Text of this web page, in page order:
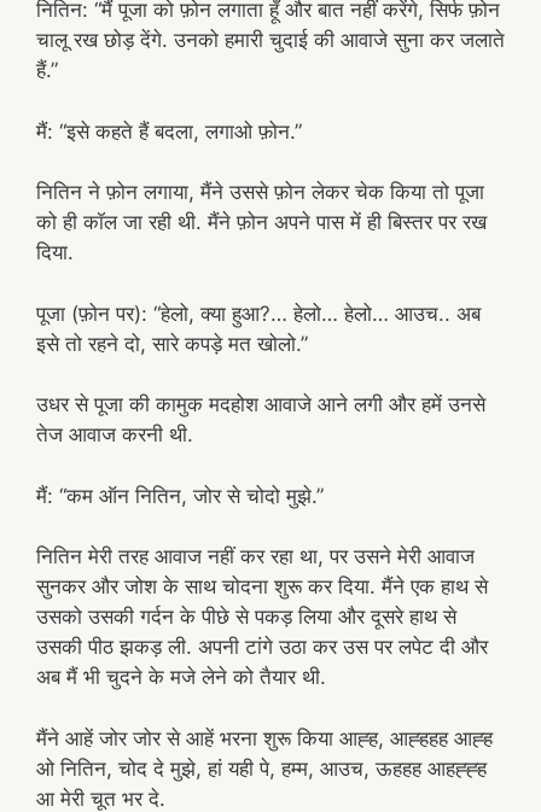
नितिन: “मैं पूजा को फ़ोन लगाता हूँ और बात नहीं करेंगे, सिर्फ फ़ोन
चालू रख छोड़ देंगे. उनको हमारी चुदाई की आवाजे सुना कर जलाते
हैं.”
मैं: “इसे कहते हैं बदला, लगाओ फ़ोन.”
नितिन ने फ़ोन लगाया, मैंने उससे फ़ोन लेकर चेक किया तो पूजा
को ही कॉल जा रही थी. मैंने फ़ोन अपने पास में ही बिस्तर पर रख
दिया.
पूजा (फ़ोन पर): “हेलो, क्या हुआ?… हेलो… हेलो… आउच.. अब
इसे तो रहने दो, सारे कपड़े मत खोलो.”
उधर से पूजा की कामुक मदहोश आवाजे आने लगी और हमें उनसे
तेज आवाज करनी थी.
मैं: “कम ऑन नितिन, जोर से चोदो मुझे.”
नितिन मेरी तरह आवाज नहीं कर रहा था, पर उसने मेरी आवाज
सुनकर और जोश के साथ चोदना शुरू कर दिया. मैंने एक हाथ से
उसको उसकी गर्दन के पीछे से पकड़ लिया और दूसरे हाथ से
उसकी पीठ झकड़ ली. अपनी टांगे उठा कर उस पर लपेट दी और
अब मैं भी चुदने के मजे लेने को तैयार थी.
मैंने आहें जोर जोर से आहें भरना शुरू किया आह्ह, आह्हहह आह्ह
ओ नितिन, चोद दे मुझे, हां यही पे, हम्म, आउच, ऊहहह आहह्ह्ह
आ मेरी चूत भर दे.